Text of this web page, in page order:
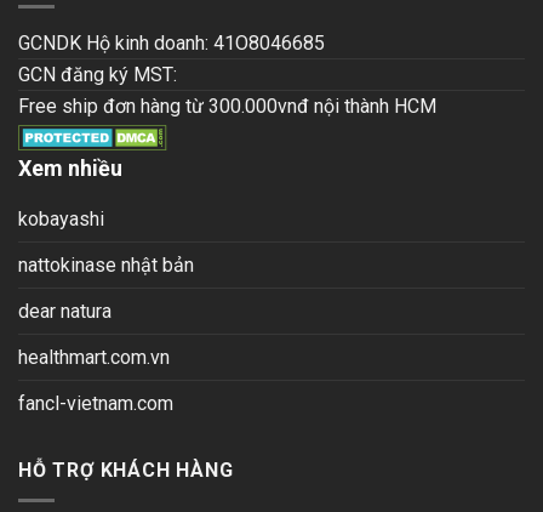
GCNDK Hộ kinh doanh: 41O8046685
GCN đăng ký MST:
Free ship đơn hàng từ 300.000vnđ nội thành HCM
Xem nhiều
kobayashi
nattokinase nhật bản
dear natura
healthmart.com.vn
fancl-vietnam.com
HỖ TRỢ KHÁCH HÀNG